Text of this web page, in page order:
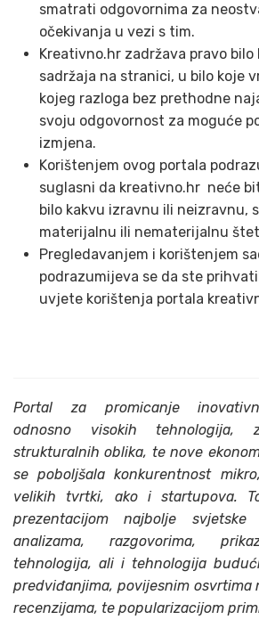
smatrati odgovornima za
očekivanja u vezi s tim.
Kreativno.hr zadržava pravo bilo
sadržaja na stranici, u bilo koje
kojeg razloga bez prethodne
svoju odgovornost za moguće
izmjena.
Korištenjem ovog portala
suglasni da kreativno.hr neće
bilo kakvu izravnu ili neizravnu,
materijalnu ili nematerijalnu
Pregledavanjem i korištenjem
podrazumijeva se da ste
uvjete korištenja portala
Portal za promicanje
odnosno visokih tehnologija,
strukturalnih oblika, te nove
se poboljšala konkurentnost
velikih tvrtki, ako i startupova.
prezentacijom najbolje svjetske
analizama, razgovorima,
tehnologija, ali i tehnologija
predviđanjima, povijesnim osvrtima
recenzijama, te popularizacijom